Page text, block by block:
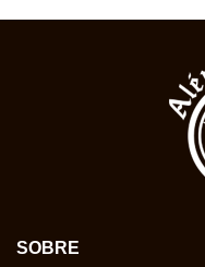
SOBRE